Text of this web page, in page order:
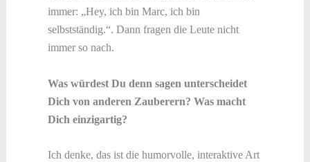
immer: „Hey, ich bin Marc, ich bin
selbstständig.“. Dann fragen die Leute nicht
immer so nach.
Was würdest Du denn sagen unterscheidet
Dich von anderen Zauberern? Was macht
Dich einzigartig?
Ich denke, das ist die humorvolle, interaktive Art